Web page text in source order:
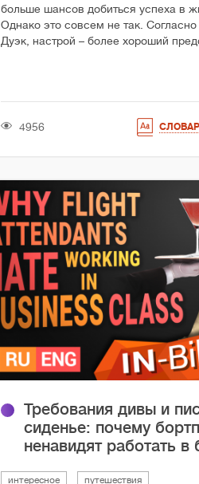
больше шансов добиться успеха в
Однако это совсем не так.
Дуэк, настрой – более хороший
4956
Требования дивы и
сиденье: почему
ненавидят работать в
интересное путешествия